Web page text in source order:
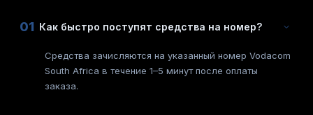
01 Как быстро поступят средства на номер?
Средства зачисляются на указанный номер Vodacom
South Africa в течение 1–5 минут после оплаты
заказа.